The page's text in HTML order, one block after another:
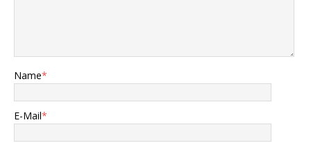
Name*
E-Mail*